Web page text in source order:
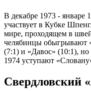
В декабре 1973 - январе
участвует в Кубке
мире, проходящем в
челябинцы обыгрывают
(7:1) и «Давос» (10:1), но
1974 уступают
Свердловский